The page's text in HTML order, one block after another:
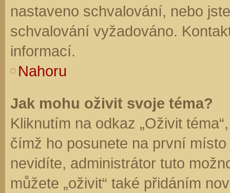
nastaveno schvalování, nebo
schvalování vyžadováno.
informací.
Nahoru
Jak mohu oživit svoje téma?
Kliknutím na odkaz „Oživit
čímž ho posunete na první
nevidíte, administrátor tuto
můžete „oživit“ také přidáním